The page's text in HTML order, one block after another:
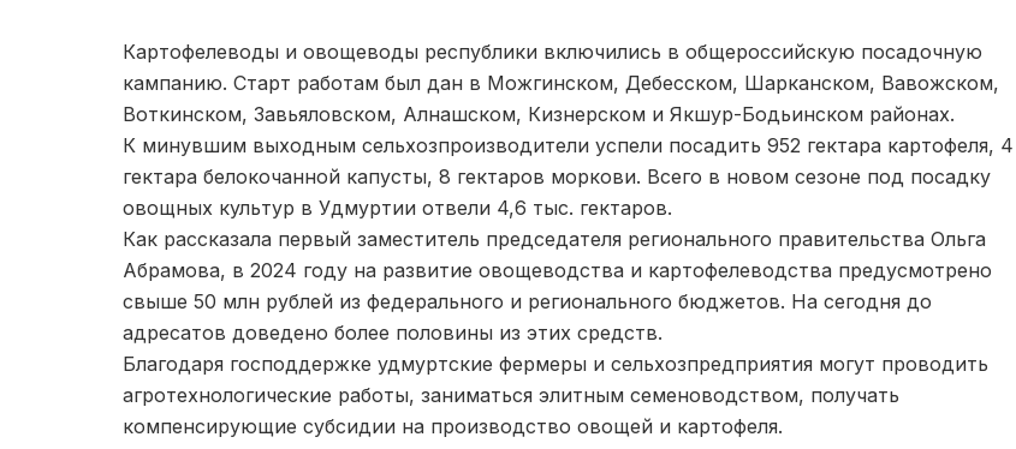
Картофелеводы и овощеводы республики включились в общероссийскую посадочную
кампанию. Старт работам был дан в Можгинском, Дебесском, Шарканском, Вавожском,
Воткинском, Завьяловском, Алнашском, Кизнерском и Якшур-Бодьинском районах.
К минувшим выходным сельхозпроизводители успели посадить 952 гектара картофеля, 4
гектара белокочанной капусты, 8 гектаров моркови. Всего в новом сезоне под посадку
овощных культур в Удмуртии отвели 4,6 тыс. гектаров.
Как рассказала первый заместитель председателя регионального правительства Ольга
Абрамова, в 2024 году на развитие овощеводства и картофелеводства предусмотрено
свыше 50 млн рублей из федерального и регионального бюджетов. На сегодня до
адресатов доведено более половины из этих средств.
Благодаря господдержке удмуртские фермеры и сельхозпредприятия могут проводить
агротехнологические работы, заниматься элитным семеноводством, получать
компенсирующие субсидии на производство овощей и картофеля.